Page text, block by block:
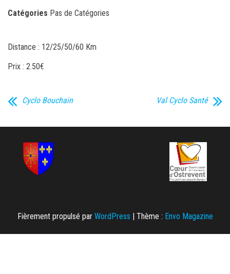
Catégories Pas de Catégories
Distance : 12/25/50/60 Km
Prix : 2.50€
Cyclo Bouchain Val Cyclo Santé
Fièrement propulsé par WordPress | Thème : Envo Magazine